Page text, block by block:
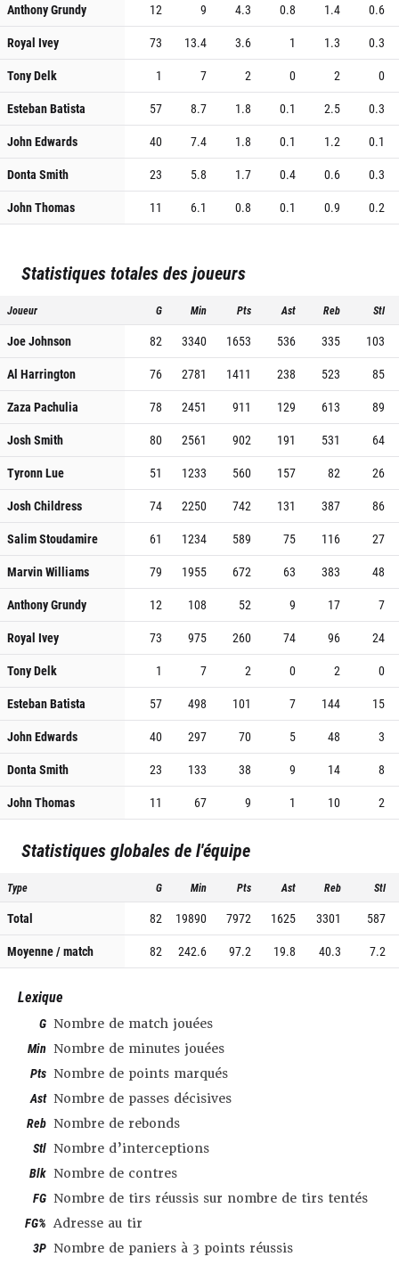
Anthony Grundy
12 9 4.3 0.8 1.4
0.6
Royal Ivey
73 13.4 3.6 1 1.3
0.3
Tony Delk
1 7 2 0 2
0
Esteban Batista
57 8.7 1.8 0.1 2.5
0.3
John Edwards
40 7.4 1.8 0.1 1.2
0.1
Donta Smith
23 5.8 1.7 0.4 0.6
0.3
John Thomas
11 6.1 0.8 0.1 0.9 0.2
Statistiques totales des joueurs
Joueur G Min Pts Ast Reb Stl
Joe Johnson 82 3340 1653 536 335
103
Al Harrington
76 2781 1411 238 523
85
Zaza Pachulia
78 2451 911 129 613
89
Josh Smith
80 2561 902 191 531
64
Tyronn Lue
51 1233 560 157 82
26
Josh Childress
74 2250 742 131 387
86
Salim Stoudamire
61 1234 589 75 116
27
Marvin Williams
79 1955 672 63 383
48
Anthony Grundy
12 108 52 9 17
7
Royal Ivey
73 975 260 74 96
24
Tony Delk
1 7 2 0 2
0
Esteban Batista
57 498 101 7 144
15
John Edwards
40 297 70 5 48
3
Donta Smith
23 133 38 9 14
8
John Thomas
11 67 9 1 10 2
Statistiques globales de l'équipe
Type G Min Pts Ast Reb Stl
Total 82 19890 7972 1625 3301
587
Moyenne / match
82 242.6 97.2 19.8 40.3 7.2
Lexique
G Nombre de match jouées
Min Nombre de minutes jouées
Pts Nombre de points marqués
Ast Nombre de passes décisives
Reb Nombre de rebonds
Stl Nombre d’interceptions
Blk Nombre de contres
FG Nombre de tirs réussis sur nombre de tirs tentés
FG% Adresse au tir
3P Nombre de paniers à 3 points réussis